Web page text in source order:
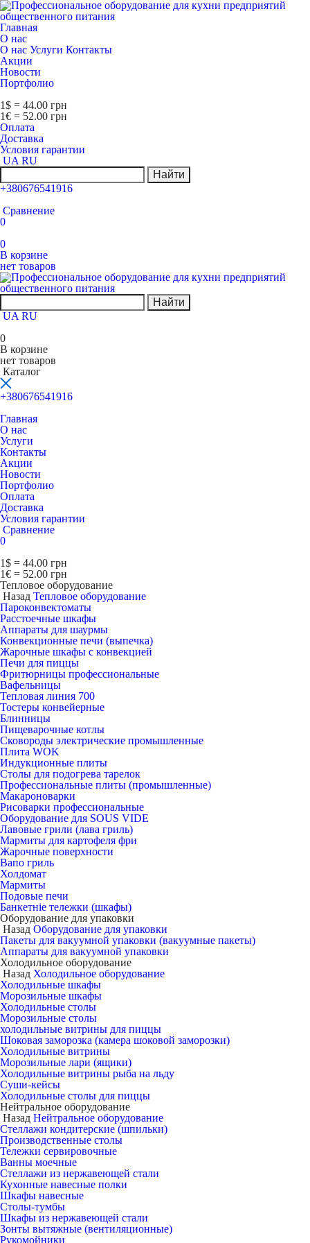
Главная
О нас
О нас Услуги Контакты
Акции
Новости
Портфолио
1$ = 44.00 грн
1€ = 52.00 грн
Оплата
Доставка
Условия гарантии
UA RU
Найти
+380676541916
Сравнение
0
0
В корзине
нет товаров
Найти
UA RU
0
В корзине
нет товаров
Каталог
+380676541916
Главная
О нас
Услуги
Контакты
Акции
Новости
Портфолио
Оплата
Доставка
Условия гарантии
Сравнение
0
1$ = 44.00 грн
1€ = 52.00 грн
Тепловое оборудование
Назад Тепловое оборудование
Пароконвектоматы
Расcтоечные шкафы
Аппараты для шаурмы
Конвекционные печи (выпечка)
Жарочные шкафы с конвекцией
Печи для пиццы
Фритюрницы профессиональные
Вафельницы
Тепловая линия 700
Тостеры конвейерные
Блинницы
Пищеварочные котлы
Сковороды электрические промышленные
Плита WOK
Индукционные плиты
Столы для подогрева тарелок
Профессиональные плиты (промышленные)
Макароноварки
Рисоварки профессиональные
Оборудование для SOUS VIDE
Лавовые грили (лава гриль)
Мармиты для картофеля фри
Жарочные поверхности
Вапо гриль
Холдомат
Мармиты
Подовые печи
Банкетніе тележки (шкафы)
Оборудование для упаковки
Назад Оборудование для упаковки
Пакеты для вакуумной упаковки (вакуумные пакеты)
Аппараты для вакуумной упаковки
Холодильное оборудование
Назад Холодильное оборудование
Холодильные шкафы
Морозильные шкафы
Холодильные столы
Морозильные столы
холодильные витрины для пиццы
Шоковая заморозка (камера шоковой заморозки)
Холодильные витрины
Морозильные лари (ящики)
Холодильные витрины рыба на льду
Суши-кейсы
Холодильные столы для пиццы
Нейтральное оборудование
Назад Нейтральное оборудование
Стеллажи кондитерские (шпильки)
Производственные столы
Тележки сервировочные
Ванны моечные
Стеллажи из нержавеющей стали
Кухонные навесные полки
Шкафы навесные
Столы-тумбы
Шкафы из нержавеющей стали
Зонты вытяжные (вентиляционные)
Рукомойники